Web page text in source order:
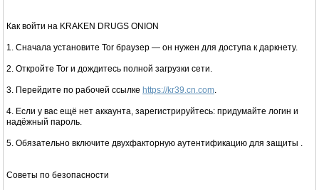
Как войти на KRAKEN DRUGS ONION
1. Сначала установите Tor браузер — он нужен для доступа к даркнету.
2. Откройте Tor и дождитесь полной загрузки сети.
3. Перейдите по рабочей ссылке https://kr39.cn.com
4. Если у вас ещё нет аккаунта, зарегистрируйтесь: придумайте логин и
надёжный пароль.
5. Обязательно включите двухфакторную аутентификацию для защиты .
Советы по безопасности